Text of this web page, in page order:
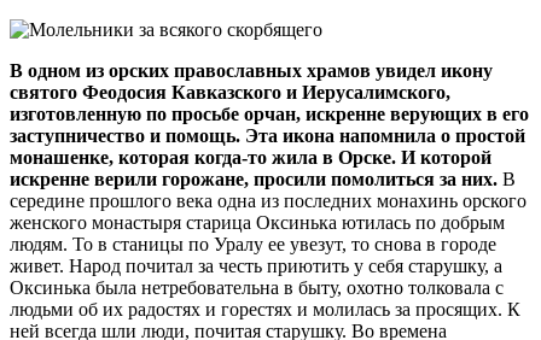
В одном из орских православных храмов увидел икону
святого Феодосия Кавказского и Иерусалимского,
изготовленную по просьбе орчан, искренне верующих в его
заступничество и помощь. Эта икона напомнила о простой
монашенке, которая когда-то жила в Орске. И которой
искренне верили горожане, просили помолиться за них. В
середине прошлого века одна из последних монахинь орского
женского монастыря старица Оксинька ютилась по добрым
людям. То в станицы по Уралу ее увезут, то снова в городе
живет. Народ почитал за честь приютить у себя старушку, а
Оксинька была нетребовательна в быту, охотно толковала с
людьми об их радостях и горестях и молилась за просящих. К
ней всегда шли люди, почитая старушку. Во времена